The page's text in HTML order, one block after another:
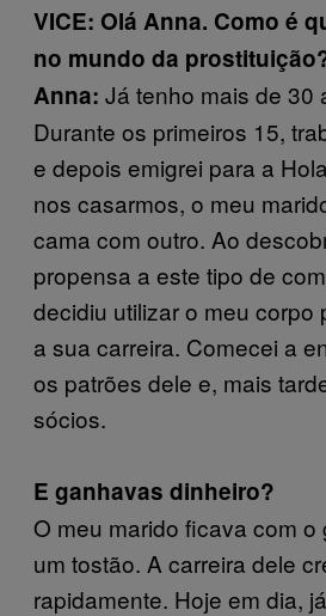
VICE: Olá Anna. Como é
no mundo da
Anna: Já tenho mais de 30
Durante os primeiros 15,
e depois emigrei para a
nos casarmos, o meu
cama com outro. Ao
propensa a este tipo de
decidiu utilizar o meu corpo
a sua carreira. Comecei a
os patrões dele e, mais
sócios.
E ganhavas dinheiro?
O meu marido ficava com o
um tostão. A carreira dele
rapidamente. Hoje em dia,